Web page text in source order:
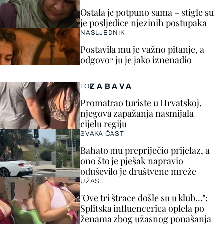
ZABAVA
LOL
Promatrao turiste u Hrvatskoj,
njegova zapažanja nasmijala
cijelu regiju
SVAKA ČAST
Bahato mu prepriječio prijelaz, a
ono što je pješak napravio
oduševilo je društvene mreže
UŽAS…
"Ove tri štrace došle su u klub…":
Splitska influencerica oplela po
ženama zbog užasnog ponašanja
Ostala je potpuno sama – stigle su
je posljedice njezinih postupaka
NASLJEDNIK
Postavila mu je važno pitanje, a
odgovor ju je jako iznenadio